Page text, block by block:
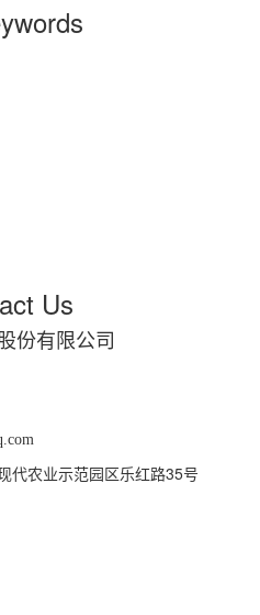
Us
份有限公司
代农业示范园区乐红路35号